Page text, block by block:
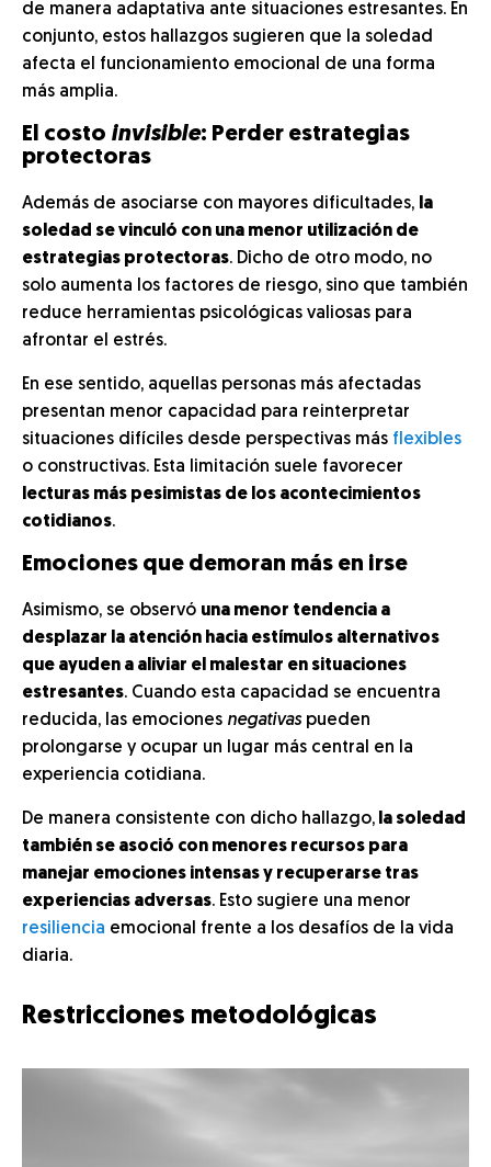
de manera adaptativa ante situaciones estresantes. En
conjunto, estos hallazgos sugieren que la soledad
afecta el funcionamiento emocional de una forma
más amplia.
El costo invisible: Perder estrategias
protectoras
Además de asociarse con mayores dificultades, la
soledad se vinculó con una menor utilización de
estrategias protectoras. Dicho de otro modo, no
solo aumenta los factores de riesgo, sino que también
reduce herramientas psicológicas valiosas para
afrontar el estrés.
En ese sentido, aquellas personas más afectadas
presentan menor capacidad para reinterpretar
situaciones difíciles desde perspectivas más flexibles
o constructivas. Esta limitación suele favorecer
lecturas más pesimistas de los acontecimientos
cotidianos.
Emociones que demoran más en irse
Asimismo, se observó una menor tendencia a
desplazar la atención hacia estímulos alternativos
que ayuden a aliviar el malestar en situaciones
estresantes. Cuando esta capacidad se encuentra
reducida, las emociones negativas pueden
prolongarse y ocupar un lugar más central en la
experiencia cotidiana.
De manera consistente con dicho hallazgo, la soledad
también se asoció con menores recursos para
manejar emociones intensas y recuperarse tras
experiencias adversas. Esto sugiere una menor
resiliencia emocional frente a los desafíos de la vida
diaria.
Restricciones metodológicas